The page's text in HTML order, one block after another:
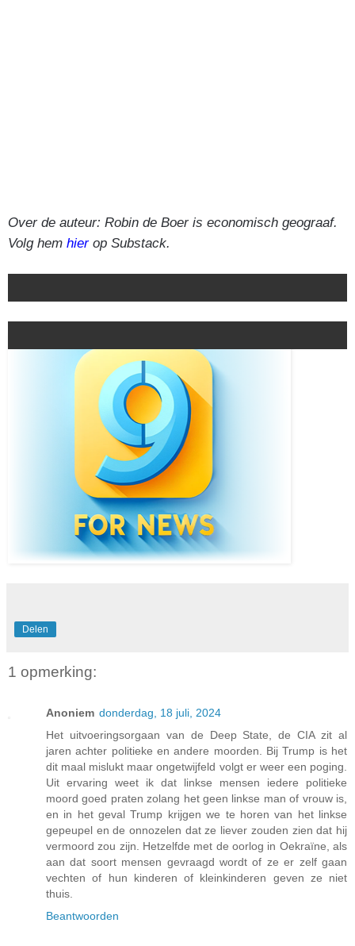
Over de auteur: Robin de Boer is economisch geograaf.
Volg hem hierop Substack.
skin
Artikel
Delen
1 opmerking:
Anoniem donderdag, 18 juli, 2024
Het uitvoeringsorgaan van de Deep State, de CIA zit al
jaren achter politieke en andere moorden. Bij Trump is het
dit maal mislukt maar ongetwijfeld volgt er weer een poging.
Uit ervaring weet ik dat linkse mensen iedere politieke
moord goed praten zolang het geen linkse man of vrouw is,
en in het geval Trump krijgen we te horen van het linkse
gepeupel en de onnozelen dat ze liever zouden zien dat hij
vermoord zou zijn. Hetzelfde met de oorlog in Oekraïne, als
aan dat soort mensen gevraagd wordt of ze er zelf gaan
vechten of hun kinderen of kleinkinderen geven ze niet
thuis.
Beantwoorden